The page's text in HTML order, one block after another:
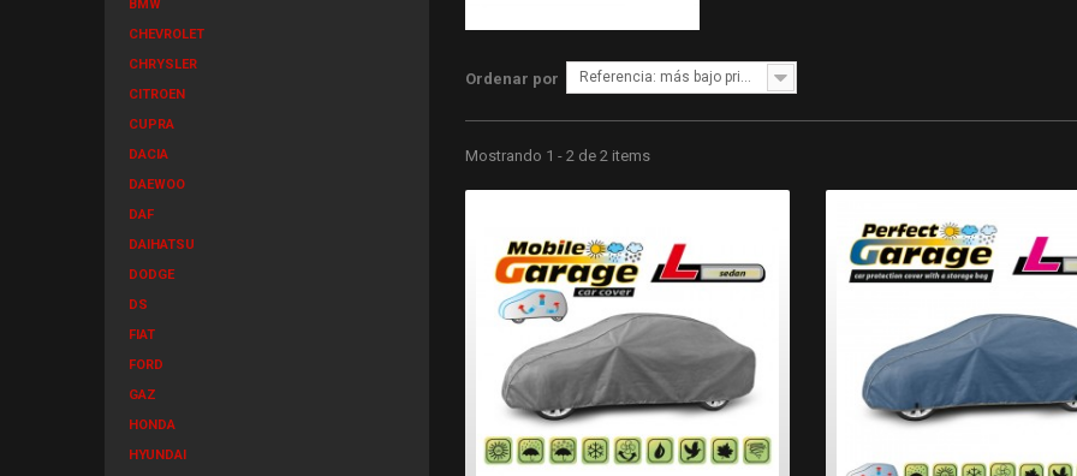
BMW
CHEVROLET
CHRYSLER
CITROEN
CUPRA
DACIA
DAEWOO
DAF
DAIHATSU
DODGE
DS
FIAT
FORD
GAZ
HONDA
HYUNDAI
Ordenar por Referencia: más bajo primero
Mostrando 1 - 2 de 2 items